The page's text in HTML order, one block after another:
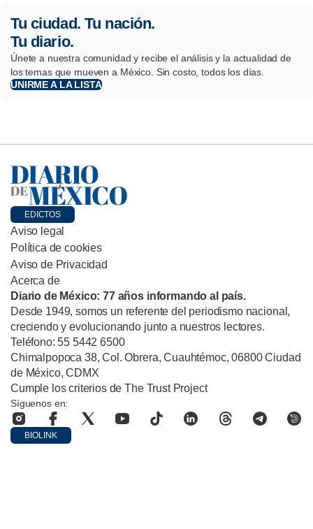
Tu ciudad. Tu nación.
Tu diario.
Únete a nuestra comunidad y recibe el análisis y la actualidad de
los temas que mueven a México. Sin costo, todos los días.
UNIRME A LA LISTA
EDICTOS
Aviso legal
Política de cookies
Aviso de Privacidad
Acerca de
Diario de México: 77 años informando al país.
Desde 1949, somos un referente del periodismo nacional,
creciendo y evolucionando junto a nuestros lectores.
Teléfono: 55 5442 6500
Chimalpopoca 38, Col. Obrera, Cuauhtémoc, 06800 Ciudad
de México, CDMX
Cumple los criterios de The Trust Project
Síguenos en:
BIOLINK